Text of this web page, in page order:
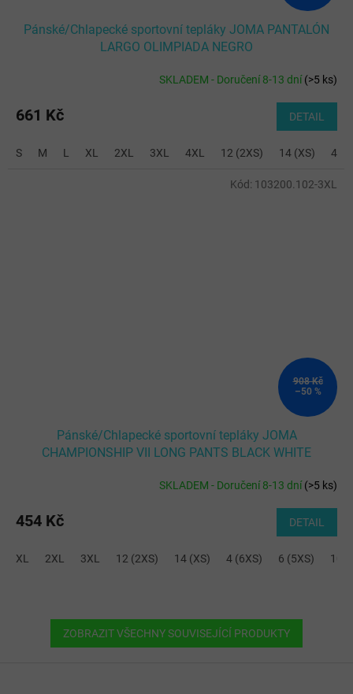
Pánské/Chlapecké sportovní tepláky JOMA PANTALÓN
LARGO OLIMPIADA NEGRO
SKLADEM - Doručení 8-13 dní(>5 ks)
661 Kč DETAIL
S M L XL 2XL 3XL 4XL 12 (2XS) 14 (XS) 4
908 Kč
–50 %
Pánské/Chlapecké sportovní tepláky JOMA
CHAMPIONSHIP VII LONG PANTS BLACK WHITE
SKLADEM - Doručení 8-13 dní(>5 ks)
454 Kč DETAIL
XL 2XL 3XL 12 (2XS) 14 (XS) 4 (6XS) 6 (5XS) 10
Kód: 103200.102-3XL
ZOBRAZIT VŠECHNY SOUVISEJÍCÍ PRODUKTY